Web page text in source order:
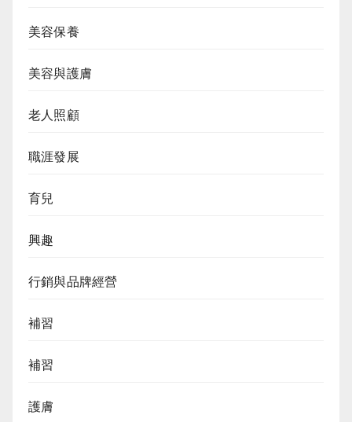
美容保養
美容與護膚
老人照顧
職涯發展
育兒
興趣
行銷與品牌經營
補習
補習
護膚